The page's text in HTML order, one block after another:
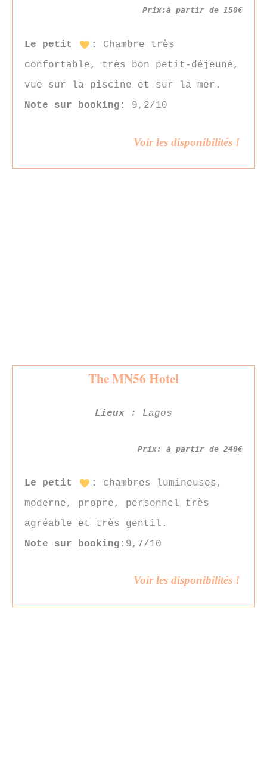
Prix:à partir de 150€
Le petit :
Chambre très
confortable, très bon petit-déjeuné,
vue sur la piscine et sur la mer.
Note sur booking:
9,2/10
Voir les disponibilités !
The MN56 Hotel
Lieux : Lagos
Prix: à partir de 240€
Le petit :
chambres lumineuses,
moderne, propre, personnel très
agréable et très gentil.
Note sur booking :9,7/10
Voir les disponibilités !